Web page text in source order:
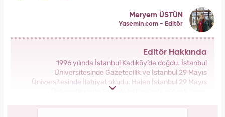
Meryem ÜSTÜN
Yasemin.com - Editör
Editör Hakkında
1996 yılında İstanbul Kadıköy’de doğdu. İstanbul
Üniversitesinde Gazetecilik ve İstanbul 29 Mayıs
Üniversitesinde İlahiyat okudu. Halen İstanbul 29 Mayıs
Üniversitesinde Felsefe bölümünde yüksek lisans
bünyesinde yer alan Yasemin.com kadın sitesinde İçerik